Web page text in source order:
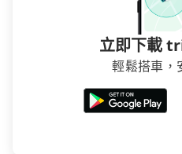
立即下載
輕鬆搭車，